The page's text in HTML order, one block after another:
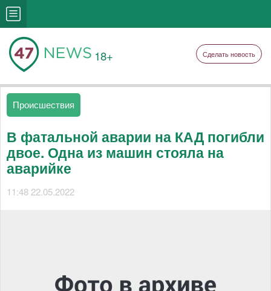
18+ Сделать новость
Происшествия
В фатальной аварии на КАД погибли
двое. Одна из машин стояла на
аварийке
11:48 22.05.2022